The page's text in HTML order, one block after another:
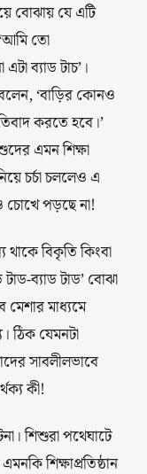
বোঝায় যে এটি
তো
ব্যাড টাচ’।
‘বাড়ির কোনও
করতে হবে।’
এমন শিক্ষা
চর্চা চললেও এ
পড়ছে না!
বিকৃতি কিংবা
ব্যাড টাড’ বোঝা
মাধ্যমে
ঠিক যেমনটা
সাবলীলভাবে
কী!
শিশুরা পথেঘাটে
শিক্ষাপ্রতিষ্ঠান